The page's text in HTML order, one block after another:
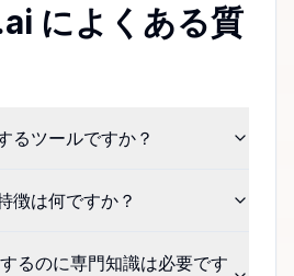
によくある質
るツールですか？
徴は何ですか？
るのに専門知識は必要です